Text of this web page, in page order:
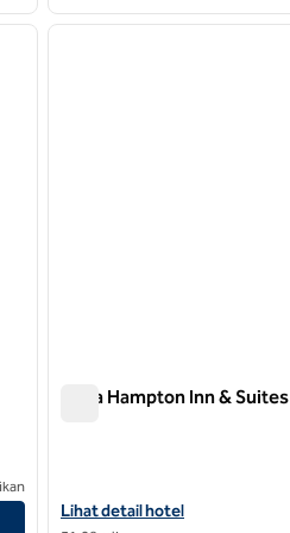
gambar berikutnya
1 dari 12
Desa Hampton Inn &
Lihat detail hotel untuk
Lihat detail hotel